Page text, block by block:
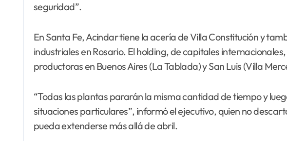
seguridad”.
En Santa Fe, Acindar tiene la acería de Villa Constitución y
industriales en Rosario. El holding, de capitales
productoras en Buenos Aires (La Tablada) y San Luis (Villa
“Todas las plantas pararán la misma cantidad de tiempo y
situaciones particulares”, informó el ejecutivo, quien no
pueda extenderse más allá de abril.